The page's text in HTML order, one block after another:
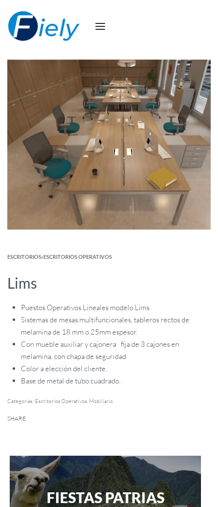
ESCRITORIOS›ESCRITORIOS OPERATIVOS
Lims
Puestos Operativos Lineales modelo Lims
Sistemas de mesas multifuncionales, tableros rectos de
melamina de 18 mm o 25mm espesor.
Con mueble auxiliar y cajonera fija de 3 cajones en
melamina, con chapa de seguridad.
Color a elección del cliente.
Base de metal de tubo cuadrado.
Categorías: Escritorios Operativos, Mobiliario
SHARE
FIESTAS PATRIAS